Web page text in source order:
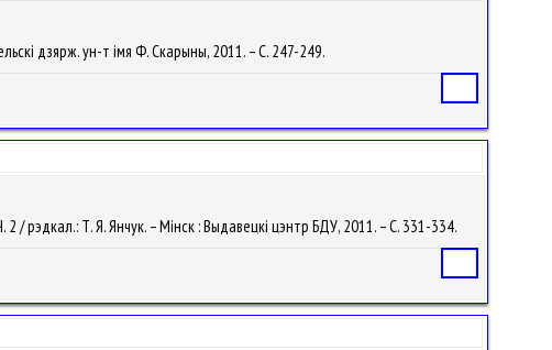
дзярж. ун-т iмя Ф. Скарыны, 2011. – С. 247-249.
/ рэдкал.: Т. Я. Янчук. – Мінск : Выдавецкі цэнтр БДУ, 2011. – С. 331-334.